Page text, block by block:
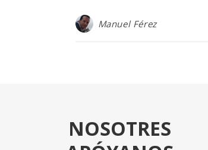
Manuel Férez
NOSOTRES